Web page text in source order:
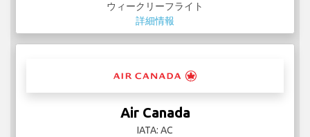
ウィークリーフライト
詳細情報
Air Canada
IATA: AC